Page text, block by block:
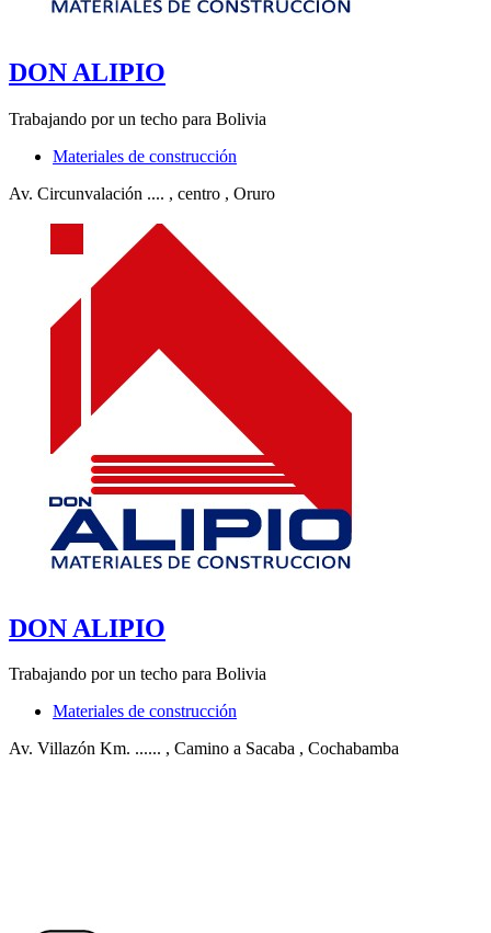
DON ALIPIO
Trabajando por un techo para Bolivia
Materiales de construcción
Av. Circunvalación .... , centro , Oruro
DON ALIPIO
Trabajando por un techo para Bolivia
Materiales de construcción
Av. Villazón Km. ...... , Camino a Sacaba , Cochabamba